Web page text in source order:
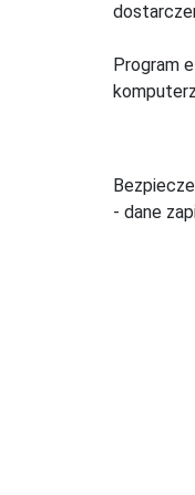
Program
- dane